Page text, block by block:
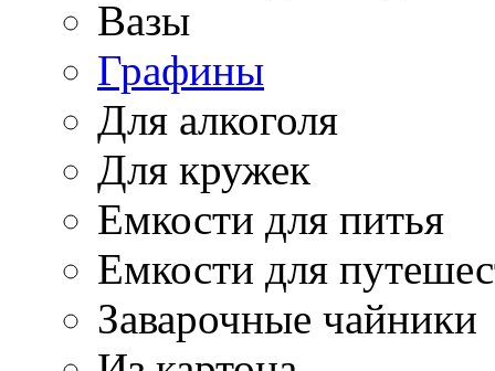
Вазы
Графины
Для алкоголя
Для кружек
Емкости для питья
Емкости для
Заварочные чайники